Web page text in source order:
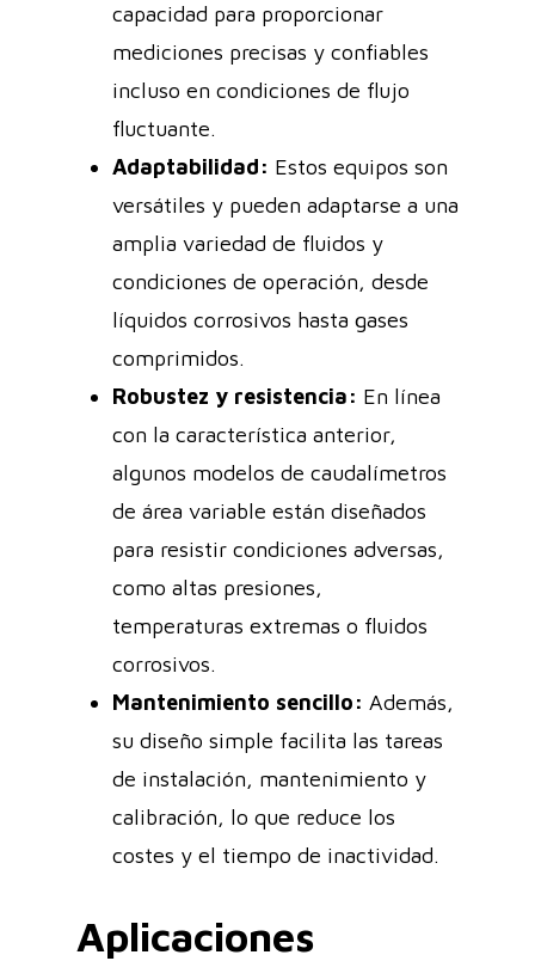
capacidad para proporcionar
mediciones precisas y confiables
incluso en condiciones de flujo
fluctuante.
Adaptabilidad: Estos equipos son
versátiles y pueden adaptarse a una
amplia variedad de fluidos y
condiciones de operación, desde
líquidos corrosivos hasta gases
comprimidos.
Robustez y resistencia: En línea
con la característica anterior,
algunos modelos de caudalímetros
de área variable están diseñados
para resistir condiciones adversas,
como altas presiones,
temperaturas extremas o fluidos
corrosivos.
Mantenimiento sencillo: Además,
su diseño simple facilita las tareas
de instalación, mantenimiento y
calibración, lo que reduce los
costes y el tiempo de inactividad.
Aplicaciones